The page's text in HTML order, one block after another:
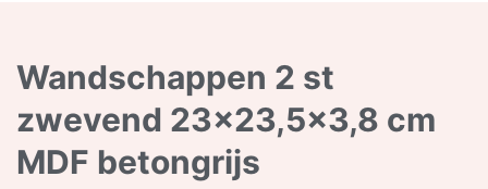
Wandschappen 2 st
zwevend 23×23,5×3,8 cm
MDF betongrijs